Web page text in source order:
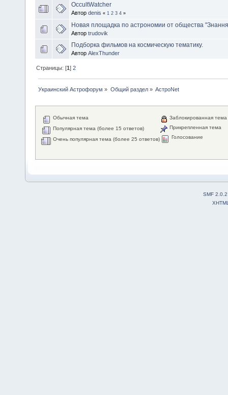
OccultWatcher
Автор denis « 1 2 3 4 »
Новая площадка по астрономии от общества
Автор trudovik
Подборка фильмов на космическую тематику.
Автор AlexThunder
Страницы: [1]2
Украинский Астрофорум » Общий раздел» АстроNet
Обычная тема
Популярная тема (более 15 ответов)
Очень популярная тема (более 25 ответов)
Заблокированная тема
Прикрепленная тема
Голосование
SMF 2.0.2